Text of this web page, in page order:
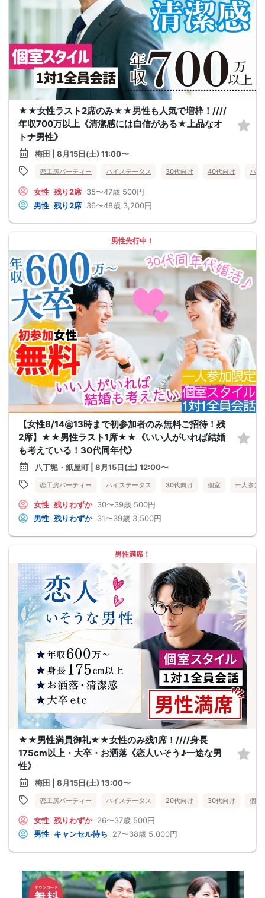
★★女性ラスト2席のみ★★男性も人気で増枠！////
年収700万以上《清潔感には自信がある★上品なオ
トナ男性》
梅田 | 8月15日(土) 11:00〜
恋工房パーティー ハイステータス 30代向け 40代向け バツ
女性 残り2席 35〜47歳 500円
男性 残り2席 36〜48歳 3,200円
男性先行中！
【女性8/14㊎13時まで初参加者のみ無料ご招待！残
2席】★★男性ラスト1席★★《いい人がいれば結婚
も考えている！30代同年代》
八丁堀・紙屋町 | 8月15日(土) 12:00〜
恋工房パーティー ハイステータス 30代向け 個室 一人参加
女性 残りわずか 30〜39歳 500円
男性 残りわずか 31〜39歳 3,500円
男性満席！
★★男性満員御礼★★女性のみ残1席！////身長
175cm以上・大卒・お洒落《恋人いそう♪一途な男
性》
梅田 | 8月15日(土) 13:00〜
恋工房パーティー ハイステータス 20代向け 30代向け 個室
女性 残りわずか 26〜37歳 500円
男性 キャンセル待ち 27〜38歳 5,000円